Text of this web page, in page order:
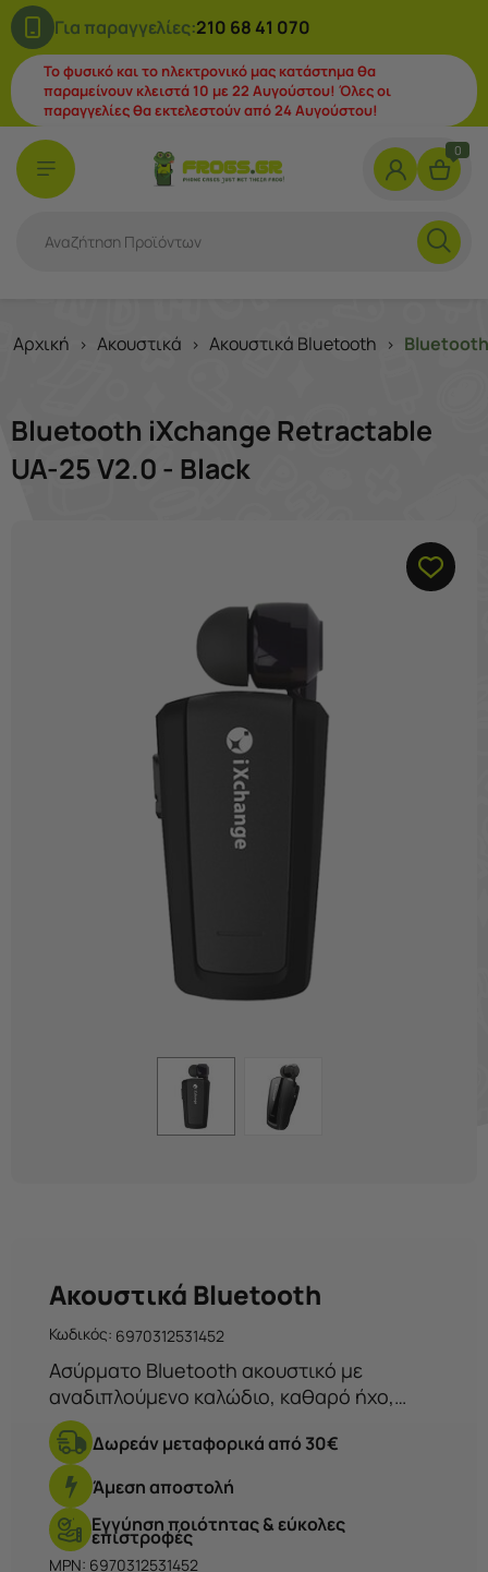
Για παραγγελίες:210 68 41 070
Το φυσικό και το ηλεκτρονικό μας κατάστημα θα
παραμείνουν κλειστά 10 με 22 Αυγούστου! Όλες οι
παραγγελίες θα εκτελεστούν από 24 Αυγούστου!
0
Αρχική > Ακουστικά > Ακουστικά Bluetooth >
Bluetooth iXchange Retractable
UA-25 V2.0 - Black
Ακουστικά Bluetooth
Κωδικός: 6970312531452
Ασύρματο Bluetooth ακουστικό με
αναδιπλούμενο καλώδιο, καθαρό ήχο,
ελαφρύ σχεδιασμό και μεγάλη αυτονομία,
ιδανικό για επαγγελματίες και χρήστες εν
κινήσει.
Δωρεάν μεταφορικά από 30€
Άμεση αποστολή
Εγγύηση ποιότητας & εύκολες
επιστροφές
MPN: 6970312531452